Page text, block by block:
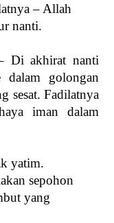
– Allah
nanti.
Di akhirat nanti
dalam golongan
sesat. Fadilatnya
iman dalam
yatim.
sepohon
yang